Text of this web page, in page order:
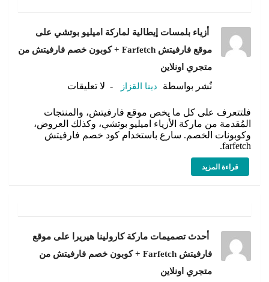
أزياء بلمسات إيطالية لماركة اميليو بوتشي على
موقع فارفيتش Farfetch + كوبون خصم فارفيتش من
متجري اونلاين
نٌشر بواسطة
دينا القزاز لا تعليقات
فلتتعرف على كل ما يخص موقع فارفيتش، والمنتجات
المُقدمة من ماركة الأزياء اميليو بوتشي، وكذلك العروض،
وكوبونات الخصم. سارع باستخدام كود خصم فارفيتش
farfetch.
قراءة المزيد
أحدث تصميمات ماركة كارولينا هيريرا على موقع
فارفيتش Farfetch + كوبون خصم فارفيتش من
متجري اونلاين